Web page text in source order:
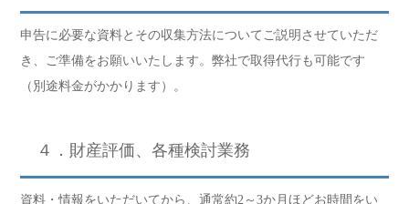
申告に必要な資料とその収集方法についてご説明させていただ
き、ご準備をお願いいたします。弊社で取得代行も可能です
（別途料金がかかります）。
４．財産評価、各種検討業務
資料・情報をいただいてから、通常約2～3か月ほどお時間をい